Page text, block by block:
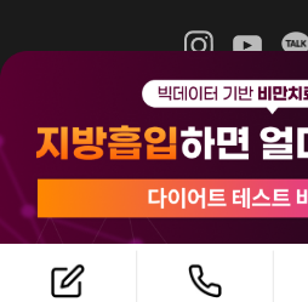
365mc 병·의원 이용약관
비급여진료수가
(주)365mcㅣ서울특별시 서초구 서초대로
120-87-04354ㅣ
COPYRIGHT(C) 2025 365mc. ALL